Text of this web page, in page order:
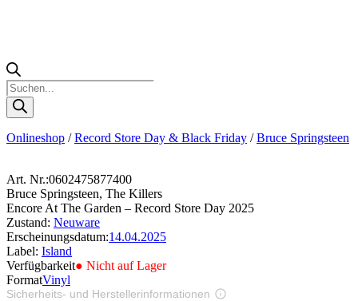
Products
search
Onlineshop /Record Store Day & Black Friday /Bruce Springsteen
Art. Nr.:0602475877400
Bruce Springsteen, The Killers
Encore At The Garden – Record Store Day 2025
Zustand: Neuware
Erscheinungsdatum:14.04.2025
Label: Island
Verfügbarkeit● Nicht auf Lager
FormatVinyl
Sicherheits- und Herstellerinformationen